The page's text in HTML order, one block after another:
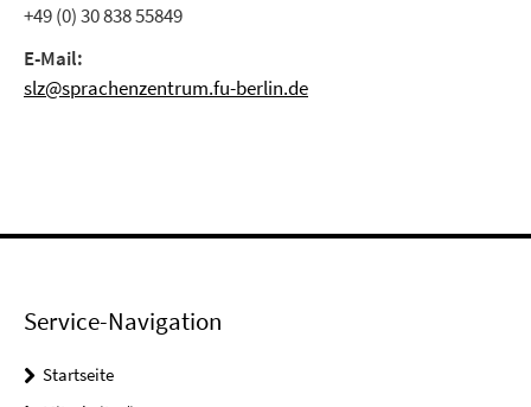
+49 (0) 30 838 55849
E-Mail:
slz@sprachenzentrum.fu-berlin.de
Service-Navigation
Startseite